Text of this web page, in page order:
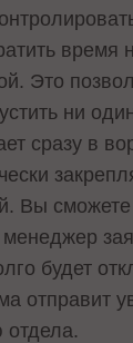
время
Это
ни
сразу в
Вы сможете
будет
отправит
отдела.